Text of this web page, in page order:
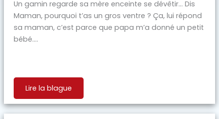
Un gamin regarde sa mère enceinte se dévêtir… Dis
Maman, pourquoi t’as un gros ventre ? Ça, lui répond
sa maman, c’est parce que papa m’a donné un petit
bébé....
Lire la blague